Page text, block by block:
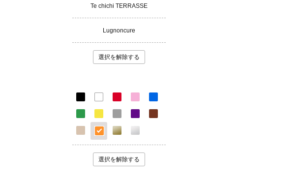
Te chichi TERRASSE
Lugnoncure
選択を解除する
選択を解除する